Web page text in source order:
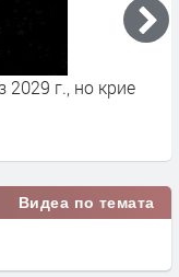
г., но крие
Видеа по темата